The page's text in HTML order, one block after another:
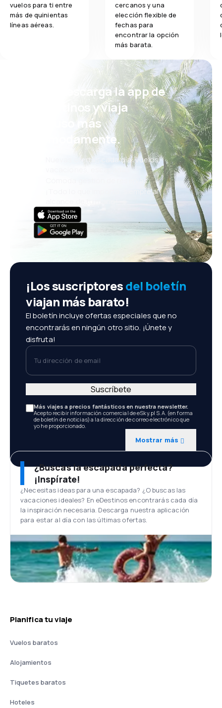
vuelos para ti entre
más de quinientas
líneas aéreas.
cercanos y una
elección flexible de
fechas para
encontrar la opción
más barata.
¡Eh! Descarga la app de
eDestinos y viaja
incluso más
cómodamente.
Nuevas ofertas cada día: vuelos,
vacaciones, escapadas
Cómoda gestión de reservas
¡Todo lo que importa, siempre al
¡Los suscriptoresdel boletín
viajan más barato!
El boletín incluye ofertas especiales que no
encontrarás en ningún otro sitio. ¡Únete y
disfruta!
Tu dirección de email
Más viajes a precios fantásticos en nuestra newsletter.
Acepto recibir información comercial de eSky.pl S.A. (en forma
de boletín de noticias) a la dirección de correo electrónico que
yo he proporcionado.
Mostrar más
Suscríbete
¿Buscas la escapada perfecta?
¡Inspírate!
¿Necesitas ideas para una escapada? ¿O buscas las
vacaciones ideales? En eDestinos encontrarás cada día
la inspiración necesaria. Descarga nuestra aplicación
para estar al día con las últimas ofertas.
Planifica tu viaje
Vuelos baratos
Alojamientos
Tiquetes baratos
Hoteles